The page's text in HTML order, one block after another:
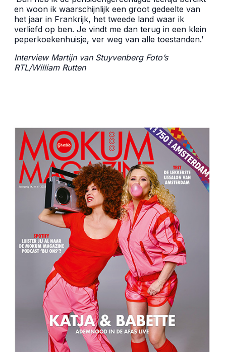
en woon ik waarschijnlijk een groot gedeelte van
het jaar in Frankrijk, het tweede land waar ik
verliefd op ben. Je vindt me dan terug in een klein
peperkoekenhuisje, ver weg van alle toestanden.’
Interview Martijn van Stuyvenberg Foto’s
RTL/William Rutten